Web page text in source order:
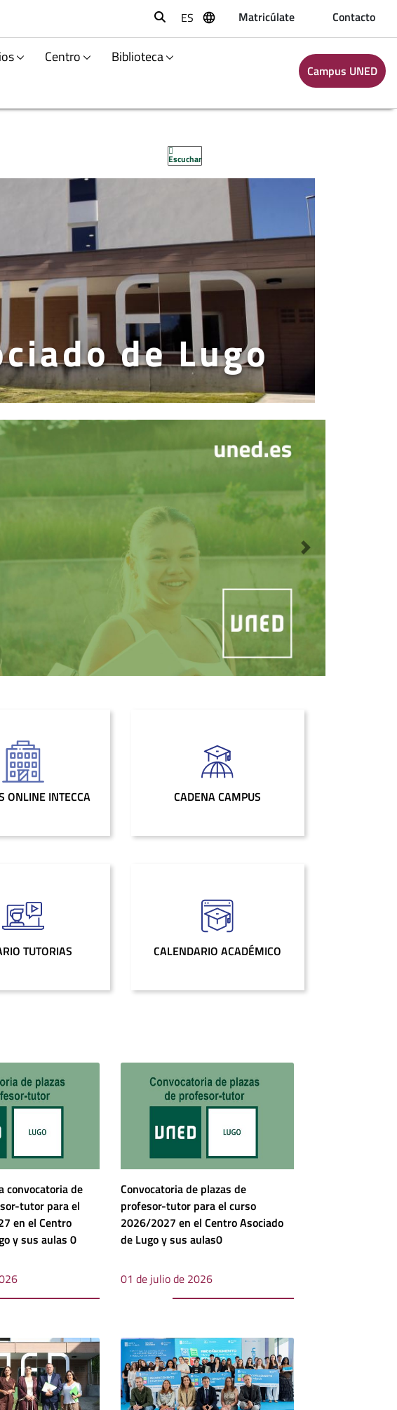
Buscar
ES Matricúlate Contacto
Centro
Biblioteca
Campus UNED
Escuchar
de Lugo
Siguiente
ONLINE INTECCA CADENA CAMPUS
TUTORIAS CALENDARIO ACADÉMICO
convocatoria de
tutor para el
en el Centro
y sus aulas 0
Convocatoria de plazas de
profesor-tutor para el curso
2026/2027 en el Centro Asociado
de Lugo y sus aulas0
01 de julio de 2026